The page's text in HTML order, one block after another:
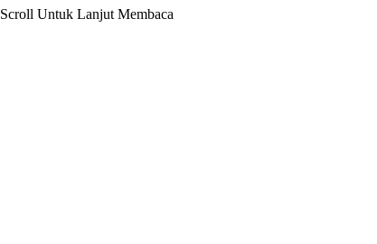
Scroll Untuk Lanjut Membaca